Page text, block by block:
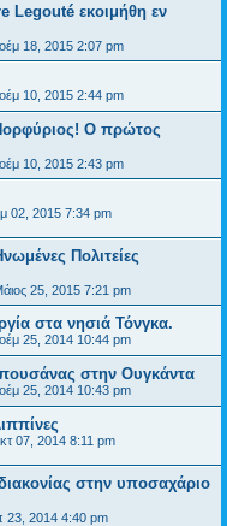
Legouté εκοιμήθη εν
18, 2015 2:07 pm
10, 2015 2:44 pm
O πρώτος
10, 2015 2:43 pm
02, 2015 7:34 pm
Πολιτείες
25, 2015 7:21 pm
στα νησιά Τόνγκα.
25, 2014 10:44 pm
στην Ουγκάντα
25, 2014 10:43 pm
07, 2014 8:11 pm
στην υποσαχάριο
23, 2014 4:40 pm